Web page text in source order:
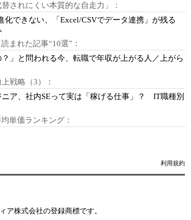
されにくい本質的な自走力」：
化できない、「Excel/CSVでデータ連携」が残る
まれた記事“10選”：
？」と問われる今、転職で年収が上がる人／上がら
戦略（3）：
ニア、社内SEって実は「稼げる仕事」？ IT職種別
単価ランキング：
利用規約
ア株式会社の登録商標です。